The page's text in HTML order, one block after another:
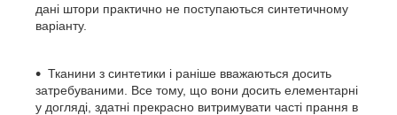
дані штори практично не поступаються синтетичному
варіанту.
Тканини з синтетики і раніше вважаються досить
затребуваними. Все тому, що вони досить елементарні
у догляді, здатні прекрасно витримувати часті прання в